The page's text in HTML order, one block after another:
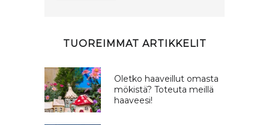
TUOREIMMAT ARTIKKELIT
Oletko haaveillut omasta
mökistä? Toteuta meillä
haaveesi!